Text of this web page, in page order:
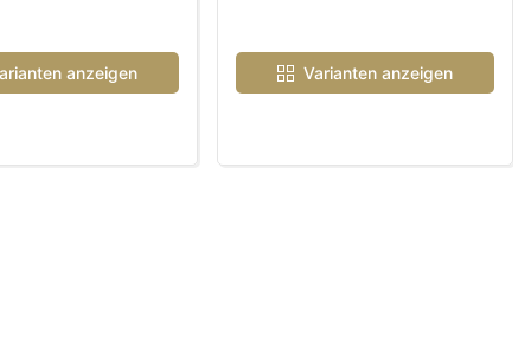
anzeigen Varianten anzeigen